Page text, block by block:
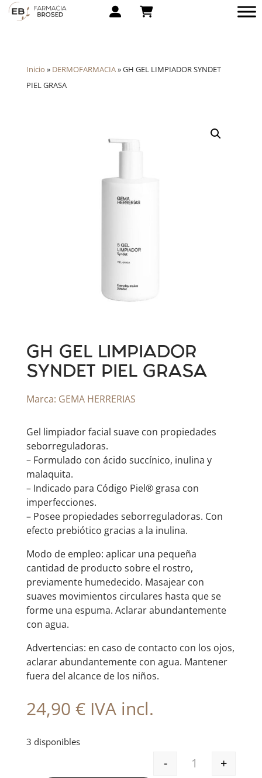
Inicio » DERMOFARMACIA»GH GEL LIMPIADOR SYNDET
PIEL GRASA
GH GEL LIMPIADOR
SYNDET PIEL GRASA
Marca: GEMA HERRERIAS
Gel limpiador facial suave con propiedades
seborreguladoras.
– Formulado con ácido succínico, inulina y
malaquita.
– Indicado para Código Piel® grasa con
imperfecciones.
– Posee propiedades seborreguladoras. Con
efecto prebiótico gracias a la inulina.
Modo de empleo: aplicar una pequeña
cantidad de producto sobre el rostro,
previamente humedecido. Masajear con
suaves movimientos circulares hasta que se
forme una espuma. Aclarar abundantemente
con agua.
Advertencias: en caso de contacto con los ojos,
aclarar abundantemente con agua. Mantener
fuera del alcance de los niños.
24,90 € IVA incl.
3 disponibles
GH GEL
-
+